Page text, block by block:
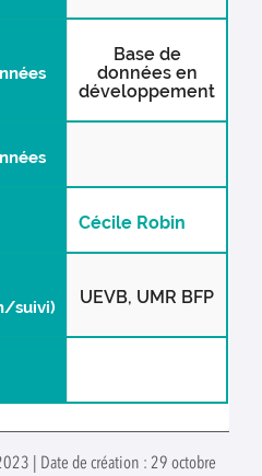
Base de
données en
développement
Cécile Robin
suivi)
UEVB, UMR BFP
| Date de création : 29 octobre